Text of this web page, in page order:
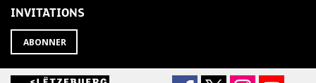
INVITATIONS
ABONNER